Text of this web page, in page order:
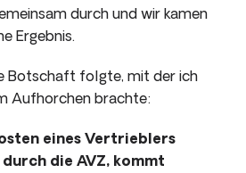
durch und wir kamen
Ergebnis.
Botschaft folgte, mit der ich
Aufhorchen brachte:
eines Vertrieblers
die AVZ, kommt